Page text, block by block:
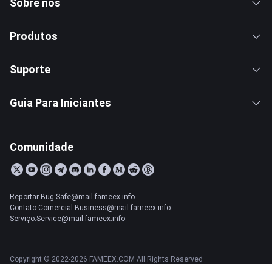
Produtos
Suporte
Guia Para Iniciantes
Comunidade
Reportar Bug:Safe@mail.fameex.info
Contato Comercial:Business@mail.fameex.info
Serviço:Service@mail.fameex.info
Copyright © 2022-2026 FAMEEX.COM All Rights Reserved